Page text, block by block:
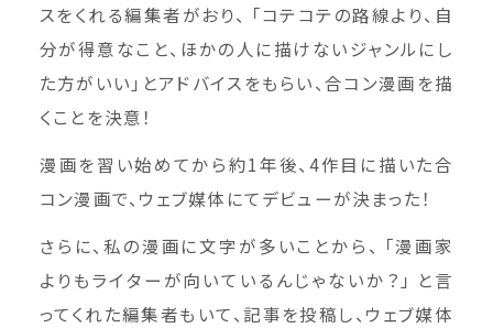
スをくれる編集者がおり、 「コテコテの路線より、自
分が得意なこと、ほかの人に描けないジャンルにし
た方がいい」とアドバイスをもらい、合コン漫画を描
くことを決意！
漫画を習い始めてから約1年後、4作目に描いた合
コン漫画で、ウェブ媒体にてデビューが決まった！
さらに、私の漫画に文字が多いことから、 「漫画家
よりもライターが向いているんじゃないか？」 と言
ってくれた編集者もいて、記事を投稿し、ウェブ媒体